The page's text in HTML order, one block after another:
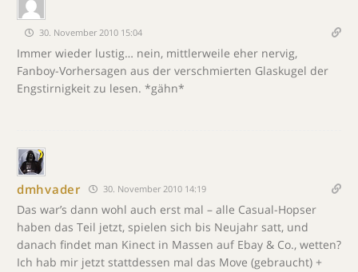
30. November 2010 15:04
Immer wieder lustig… nein, mittlerweile eher nervig,
Fanboy-Vorhersagen aus der verschmierten Glaskugel der
Engstirnigkeit zu lesen. *gähn*
dmhvader 30. November 2010 14:19
Das war’s dann wohl auch erst mal – alle Casual-Hopser
haben das Teil jetzt, spielen sich bis Neujahr satt, und
danach findet man Kinect in Massen auf Ebay & Co., wetten?
Ich hab mir jetzt stattdessen mal das Move (gebraucht) +